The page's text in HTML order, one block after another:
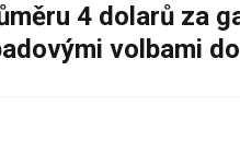
4 dolarů za
volbami